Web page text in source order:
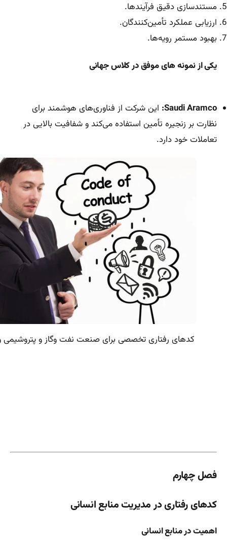
مستندسازی دقیق فرآیندها.
ارزیابی عملکرد تأمین‌کنندگان.
بهبود مستمر رویه‌ها.
یکی از نمونه های موفق در کلاس جهانی
Saudi Aramco: این شرکت از فناوری‌های هوشمند برای
نظارت بر زنجیره تأمین استفاده می‌کند و شفافیت بالایی در
تعاملات خود دارد.
کدهای رفتاری تخصصی برای صنعت نفت وگاز و پتروشیمی
فصل چهارم
کدهای رفتاری در مدیریت منابع انسانی
اهمیت در منابع انسانی